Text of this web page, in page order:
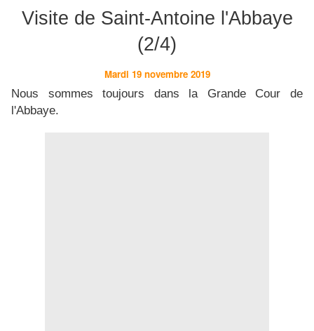
Visite de Saint-Antoine l'Abbaye
(2/4)
Mardi 19 novembre 2019
Nous sommes toujours dans la Grande Cour de
l'Abbaye.